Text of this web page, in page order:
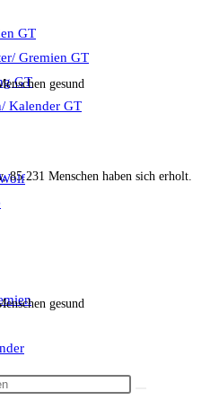
GT
Gremien GT
GT
Kalender GT
gesund
85.231 Menschen haben sich erholt.
gesund